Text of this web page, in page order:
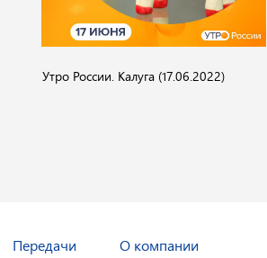
Утро России. Калуга (17.06.2022)
Передачи О компании